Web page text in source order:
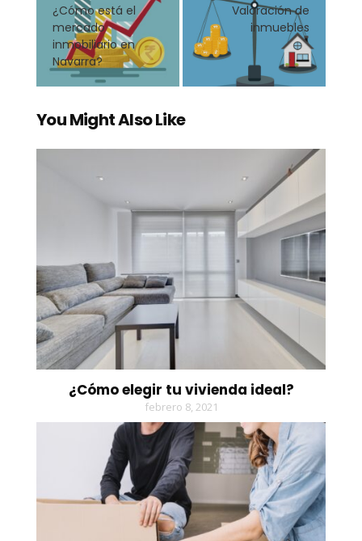
¿Cómo está el
mercado
inmobiliario en
Navarra?
Valoración de
inmuebles
You Might Also Like
¿Cómo elegir tu vivienda ideal?
febrero 8, 2021